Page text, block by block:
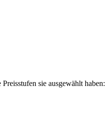
sie ausgewählt haben: